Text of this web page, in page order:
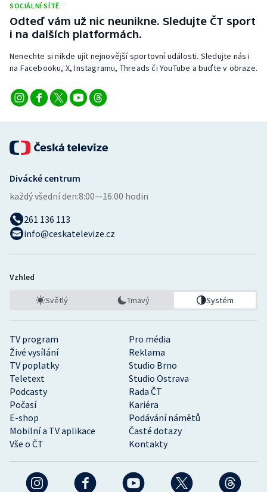
SOCIÁLNÍ SÍTĚ
Odteď vám už nic neunikne. Sledujte ČT sport
i na dalších platformách.
Nenechte si nikde ujít nejnovější sportovní události. Sledujte nás i
na Facebooku, X, Instagramu, Threads či YouTube a buďte v obraze.
TV program
Pro média
Živé vysílání
Reklama
TV poplatky
Studio Brno
Teletext
Studio Ostrava
Podcasty
Rada ČT
Počasí
Kariéra
E-shop
Podávání námětů
Mobilní a TV aplikace
Časté dotazy
Vše o ČT
Kontakty
Divácké centrum
každý všední den:8:00—16:00 hodin
261 136 113
info@ceskatelevize.cz
Vzhled
Světlý Tmavý Systém